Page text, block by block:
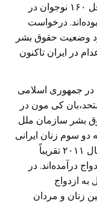
نفر بوده است. تا پایان دسامبر ۲۰۱۴ حداقل ۱۶۰ نوجوان در
درخواست
وضعیت حقوق بشر
در ایران تاکنون
در جمهوری اسلامی
کی مون در
بشر سازمان ملل
دو سوم زنان ایرانی
در خانه مورد خشونت قرار گرفته و در سال ۲۰۱۱ تقریباً
تا ۱۴ سال به ازدواج درآمده‌اند. در
۱۵۳۷ دختر زیر ۱۰ سال به ازدواج
زنان و مردان